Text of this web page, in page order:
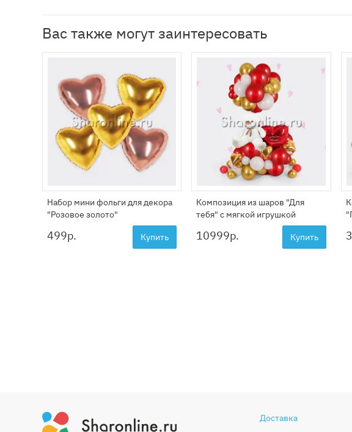
Вас также могут заинтересовать
Набор мини фольги для декора
"Розовое золото"
499р. Купить
Композиция из шаров "Для
тебя" с мягкой игрушкой
10999р. Купить
Доставка